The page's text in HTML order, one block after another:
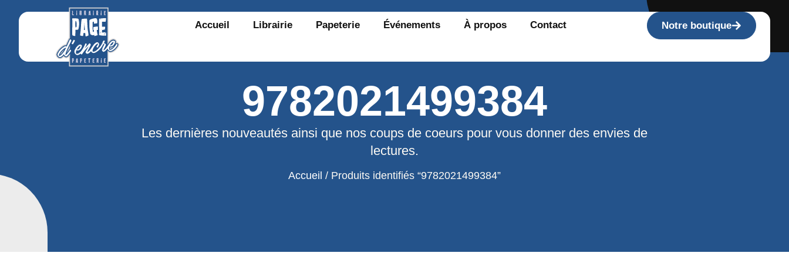
Accueil Librairie Papeterie Événements À propos Contact Notre boutique
9782021499384
Les dernières nouveautés ainsi que nos coups de coeurs pour vous donner des envies de
lectures.
Accueil / Produits identifiés “9782021499384”